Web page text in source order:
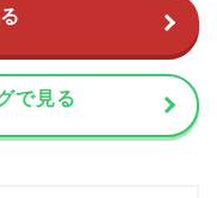
で見る